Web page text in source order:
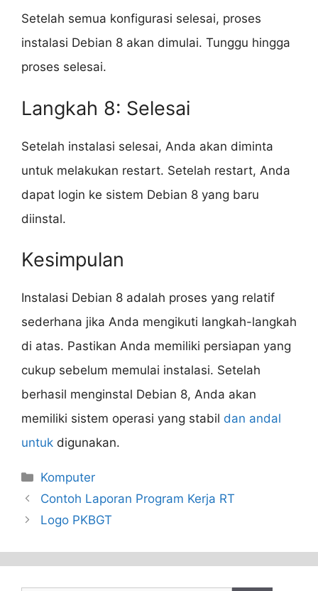
Setelah semua konfigurasi selesai, proses
instalasi Debian 8 akan dimulai. Tunggu hingga
proses selesai.
Langkah 8: Selesai
Setelah instalasi selesai, Anda akan diminta
untuk melakukan restart. Setelah restart, Anda
dapat login ke sistem Debian 8 yang baru
diinstal.
Kesimpulan
Instalasi Debian 8 adalah proses yang relatif
sederhana jika Anda mengikuti langkah-langkah
di atas. Pastikan Anda memiliki persiapan yang
cukup sebelum memulai instalasi. Setelah
berhasil menginstal Debian 8, Anda akan
memiliki sistem operasi yang stabil dan andal
untuk digunakan.
Categories
Komputer
Contoh Laporan Program Kerja RT
Logo PKBGT